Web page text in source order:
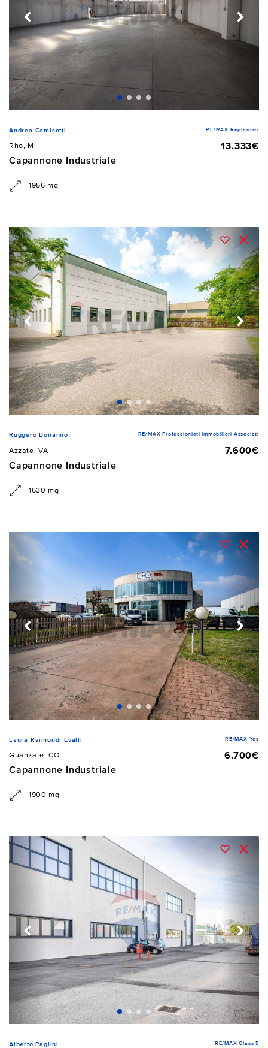
Andrea Camisotti RE/MAX Replanner
Rho, MI
13.333€
Capannone Industriale
1956 mq
Ruggero Bonanno RE/MAX Professionisti Immobiliari Associati
Azzate, VA
7.600€
Capannone Industriale
1630 mq
Laura Raimondi Evalli RE/MAX Yes
Guanzate, CO
6.700€
Capannone Industriale
1900 mq
Alberto Paglini RE/MAX Class 5